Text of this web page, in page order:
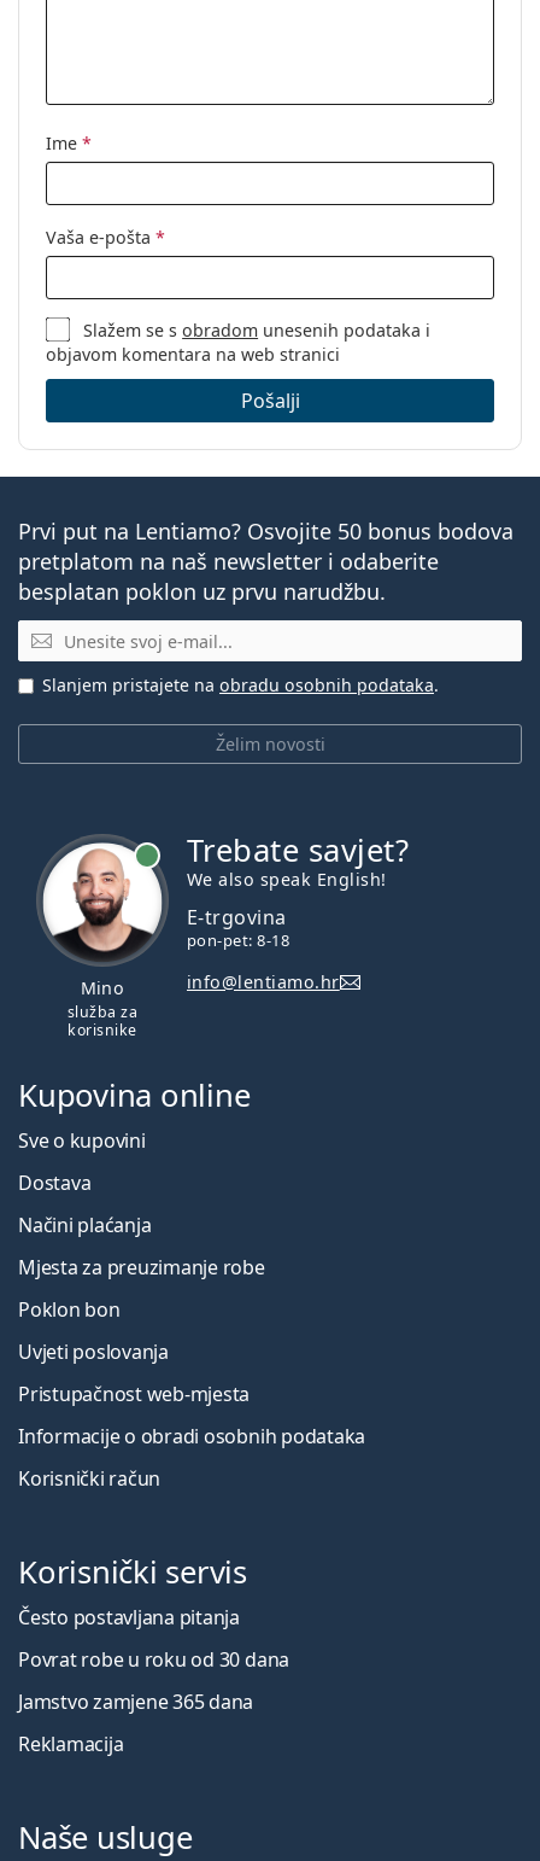
Ime *
Vaša e-pošta *
Slažem se sobradom unesenih podataka i
objavom komentara na web stranici
Pošalji
Prvi put na Lentiamo? Osvojite 50 bonus bodova
pretplatom na naš newsletter i odaberite
besplatan poklon uz prvu narudžbu.
E-mail
Želim novosti
Slanjem pristajete na obradu osobnih podataka.
Mino
služba za
korisnike
Trebate savjet?
We also speak English!
E-trgovina
pon-pet: 8-18
info@lentiamo.hr
Kupovina online
Sve o kupovini
Dostava
Načini plaćanja
Mjesta za preuzimanje robe
Poklon bon
Uvjeti poslovanja
Pristupačnost web-mjesta
Informacije o obradi osobnih podataka
Korisnički račun
Korisnički servis
Često postavljana pitanja
Povrat robe u roku od 30 dana
Jamstvo zamjene 365 dana
Reklamacija
Naše usluge